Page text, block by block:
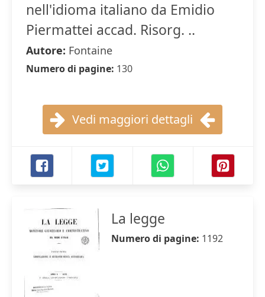
nell'idioma italiano da Emidio
Piermattei accad. Risorg. ..
Autore: Fontaine
Numero di pagine: 130
Vedi maggiori dettagli
La legge
Numero di pagine: 1192